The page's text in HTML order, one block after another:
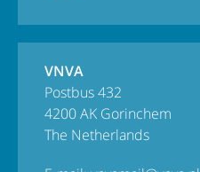
VNVA
Postbus 432
4200 AK Gorinchem
The Netherlands